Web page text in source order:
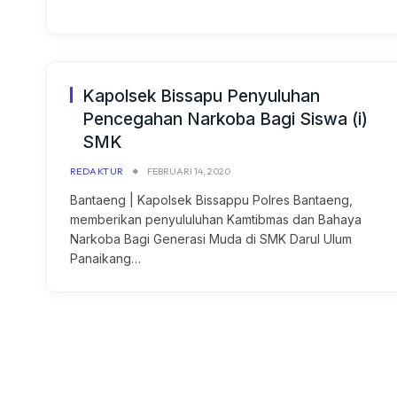
Kapolsek Bissapu Penyuluhan
Pencegahan Narkoba Bagi Siswa (i)
SMK
REDAKTUR FEBRUARI 14, 2020
Bantaeng | Kapolsek Bissappu Polres Bantaeng,
memberikan penyululuhan Kamtibmas dan Bahaya
Narkoba Bagi Generasi Muda di SMK Darul Ulum
Panaikang…